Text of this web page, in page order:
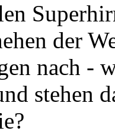
der
nach -
stehen